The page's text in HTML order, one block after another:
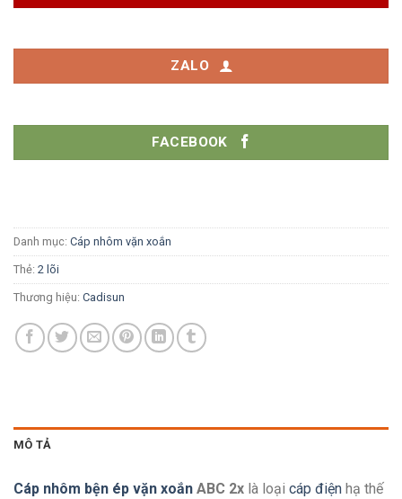
ZALO
FACEBOOK
Danh mục: Cáp nhôm vặn xoắn
Thẻ: 2 lõi
Thương hiệu: Cadisun
MÔ TẢ
Cáp nhôm bện ép vặn xoắn ABC 2x là loại cáp điện hạ thế